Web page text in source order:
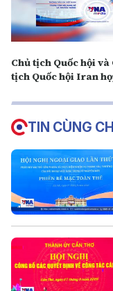
Chủ tịch Quốc hội và
tịch Quốc hội Iran
TIN CÙNG